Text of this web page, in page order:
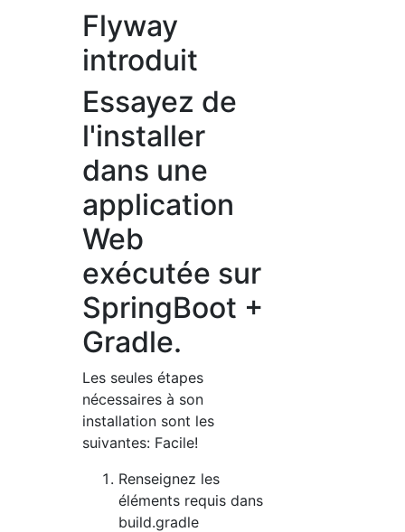
Flyway
introduit
Essayez de
l'installer
dans une
application
Web
exécutée sur
SpringBoot +
Gradle.
Les seules étapes
nécessaires à son
installation sont les
suivantes: Facile!
Renseignez les
éléments requis dans
build.gradle